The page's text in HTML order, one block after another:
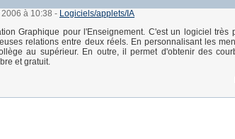
à 10:38 - Logiciels/applets/IA
Graphique pour l'Enseignement. C'est un logiciel très
relations entre deux réels. En personnalisant les
au supérieur. En outre, il permet d'obtenir des
et gratuit.